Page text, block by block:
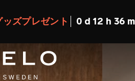
ズプレゼント 0 d 12 h 36